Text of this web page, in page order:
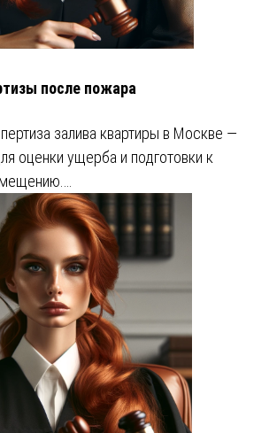
после пожара
залива квартиры в Москве —
оценки ущерба и подготовки к